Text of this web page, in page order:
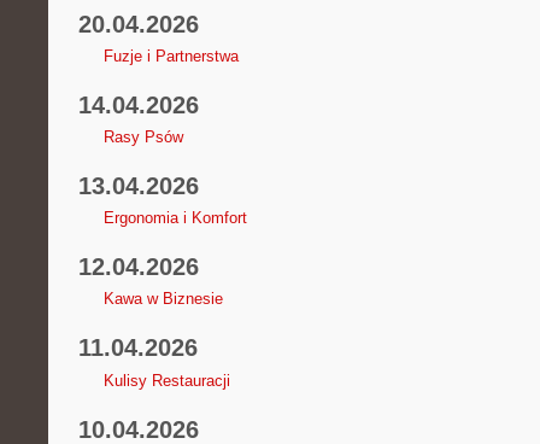
20.04.2026
Fuzje i Partnerstwa
14.04.2026
Rasy Psów
13.04.2026
Ergonomia i Komfort
12.04.2026
Kawa w Biznesie
11.04.2026
Kulisy Restauracji
10.04.2026